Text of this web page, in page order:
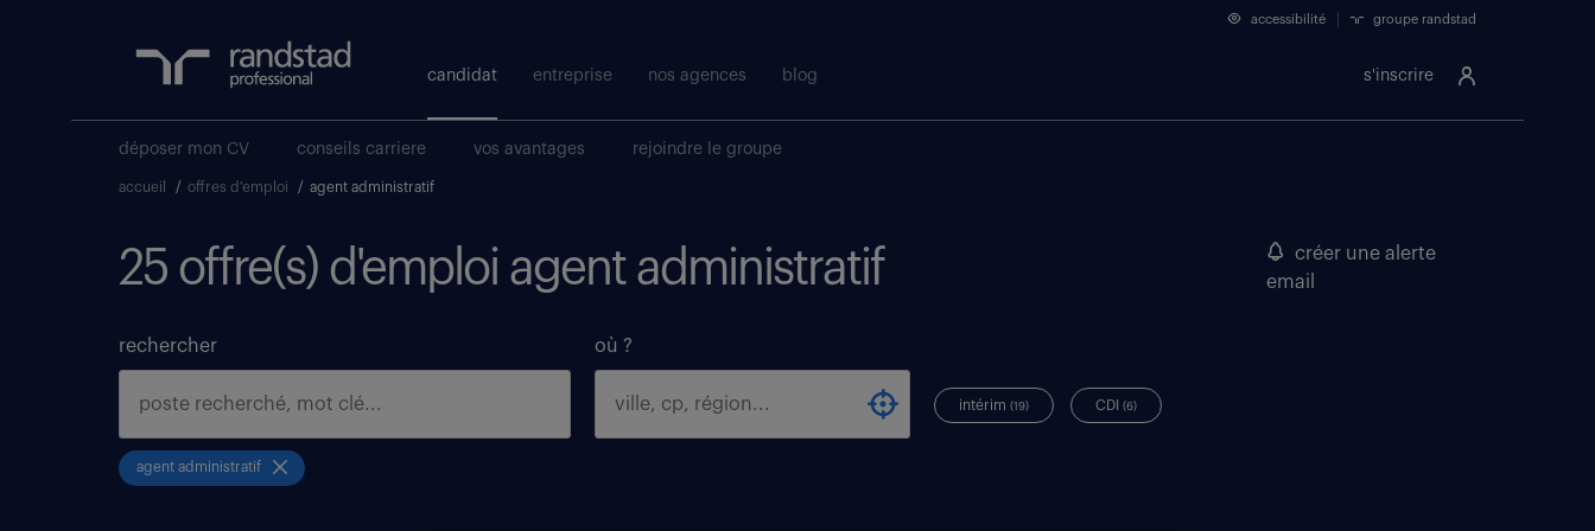
s'inscrire
accessibilité groupe randstad
candidat entreprise nos agences blog
déposer mon CV conseils carriere vos avantages rejoindre le groupe
accueil / offres d'emploi / agent administratif
25 offre(s) d'emploi agent administratif
créer une alerte
email
rechercher
agent administratif
où ?
intérim(19) CDI(6)